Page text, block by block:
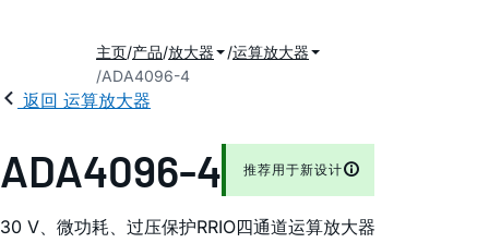
主页 产品 放大器
运算放大器
ADA4096-4
返回 运算放大器
ADA4096-4 推荐用于新设计
30 V、微功耗、过压保护RRIO四通道运算放大器